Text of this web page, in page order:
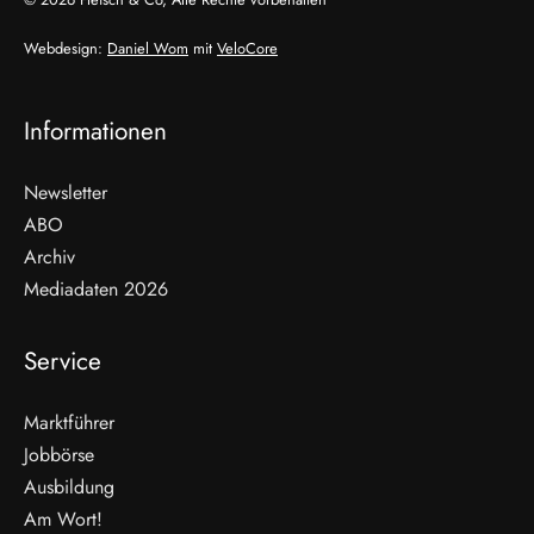
Webdesign: Daniel Wom mit VeloCore
Informationen
Newsletter
ABO
Archiv
Mediadaten 2026
Service
Marktführer
Jobbörse
Ausbildung
Am Wort!